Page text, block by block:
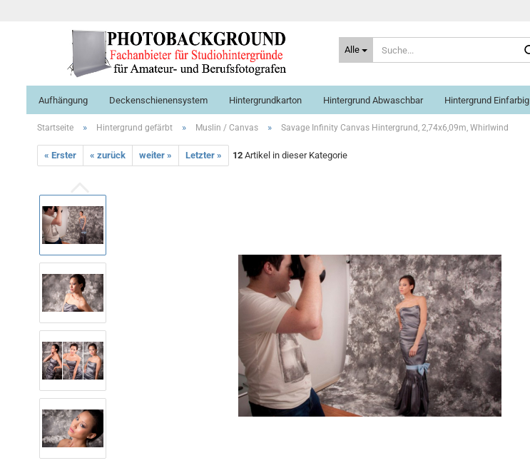
Alle
Aufhängung Deckenschienensystem Hintergrundkarton Hintergrund Abwaschbar Hintergrund Einfarbig
Startseite » Hintergrund gefärbt » Muslin / Canvas » Savage Infinity Canvas Hintergrund, 2,74x6,09m, Whirlwind
« Erster « zurück weiter » Letzter » 12 Artikel in dieser Kategorie